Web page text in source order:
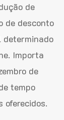
de
de desconto
Importa
de
tempo
oferecidos.